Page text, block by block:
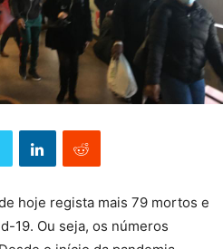
hoje regista mais 79 mortos e
19. Ou seja, os números